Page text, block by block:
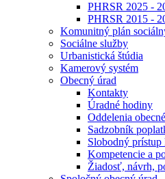
PHRSR 2025 -
PHRSR 2015 -
Komunitný plán
Sociálne služby
Urbanistická štúdia
Kamerový systém
Obecný úrad
Kontakty
Úradné hodiny
Oddelenia
Sadzobník
Slobodný
Kompetencie a
Žiadosť, návrh,